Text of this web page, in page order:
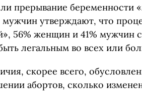
ли прерывание беременности
утверждают, что
56% женщин и 41% мужчин
легальным во всех или
скорее всего,
абортов, сколько